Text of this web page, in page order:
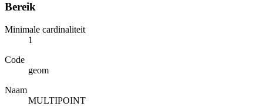
Bereik
Minimale cardinaliteit
1
Code
geom
Naam
MULTIPOINT